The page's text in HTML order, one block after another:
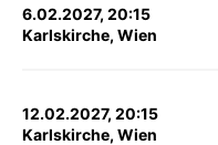
6.02.2027, 20:15
Karlskirche, Wien
12.02.2027, 20:15
Karlskirche, Wien